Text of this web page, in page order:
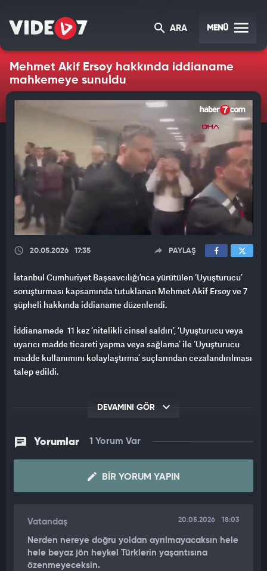
ARA MENÜ
Mehmet Akif Ersoy hakkında iddianame
mahkemeye sunuldu
20.05.2026 17:35 PAYLAŞ
İstanbul Cumhuriyet Başsavcılığı’nca yürütülen ‘Uyuşturucu’
soruşturması kapsamında tutuklanan Mehmet Akif Ersoy ve 7
şüpheli hakkında iddianame düzenlendi.
İddianamede 11 kez ‘nitelikli cinsel saldırı’, ‘Uyuşturucu veya
uyarıcı madde ticareti yapma veya sağlama’ ile ‘Uyuşturucu
madde kullanımını kolaylaştırma’ suçlarından cezalandırılması
talep edildi.
DEVAMINI GÖR
Yorumlar 1 Yorum Var
BIR YORUM YAPIN
Vatandaş 20.05.2026 18:03
Nerden nereye doğru yoldan ayrılmayacaksın hele
hele beyaz jön heykel Türklerin yaşantısına
özenmeyeceksin.